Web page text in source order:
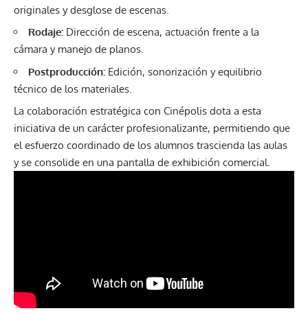
originales y desglose de escenas.
Rodaje: Dirección de escena, actuación frente a la
cámara y manejo de planos.
Postproducción: Edición, sonorización y equilibrio
técnico de los materiales.
La colaboración estratégica con Cinépolis dota a esta
iniciativa de un carácter profesionalizante, permitiendo que
el esfuerzo coordinado de los alumnos trascienda las aulas
y se consolide en una pantalla de exhibición comercial.